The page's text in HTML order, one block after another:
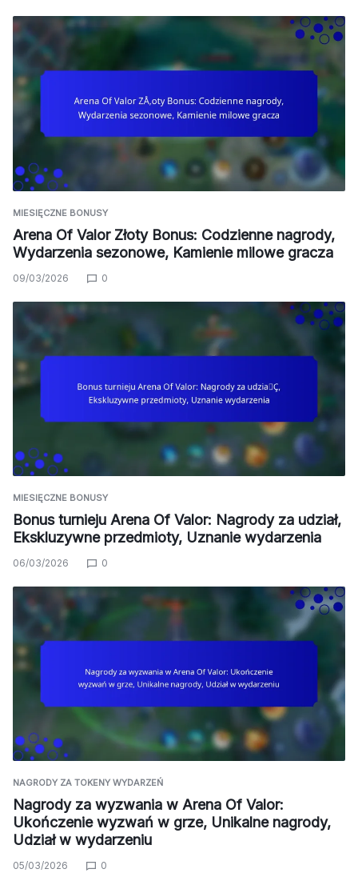
MIESIĘCZNE BONUSY
Arena Of Valor Złoty Bonus: Codzienne nagrody,
Wydarzenia sezonowe, Kamienie milowe gracza
09/03/2026 0
MIESIĘCZNE BONUSY
Bonus turnieju Arena Of Valor: Nagrody za udział,
Ekskluzywne przedmioty, Uznanie wydarzenia
06/03/2026 0
NAGRODY ZA TOKENY WYDARZEŃ
Nagrody za wyzwania w Arena Of Valor:
Ukończenie wyzwań w grze, Unikalne nagrody,
Udział w wydarzeniu
05/03/2026 0